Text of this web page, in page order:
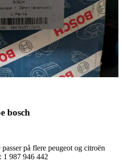
bosch
på flere peugeot og citroën
1 987 946 442